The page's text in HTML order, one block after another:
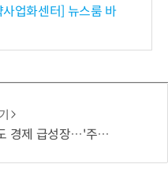
니스 미팅 지원…K
외 진출 교두보 확
사업화센터] 뉴스룸 바
행 중 충전' 드론 인프라 주목